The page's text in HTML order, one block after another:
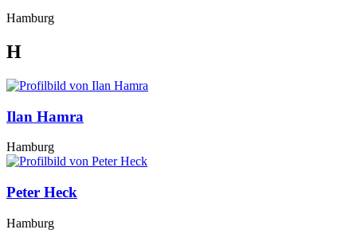
Hamburg
H
Ilan Hamra
Hamburg
Peter Heck
Hamburg